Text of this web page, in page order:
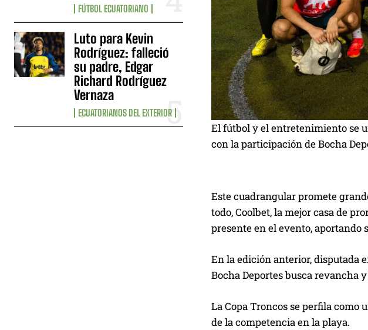
FÚTBOL ECUATORIANO
Luto para Kevin
Rodríguez: falleció
su padre, Edgar
Richard Rodríguez
Vernaza
ECUATORIANOS DEL EXTERIOR
El fútbol y el entretenimiento se
con la participación de Bocha
Este cuadrangular promete
todo, Coolbet, la mejor casa de
presente en el evento, aportando
En la edición anterior, disputada
Bocha Deportes busca revancha
La Copa Troncos se perfila como
de la competencia en la playa.